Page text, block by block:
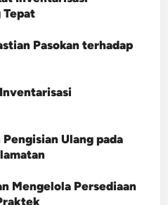
Tepat
Pasokan terhadap
Ulang pada
Mengelola Persediaan